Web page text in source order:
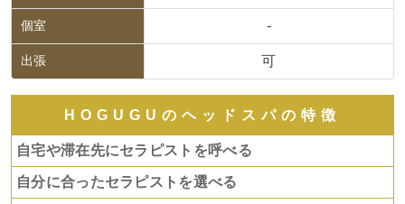
個室 -
出張 可
HOGUGUのヘッドスパの特徴
自宅や滞在先にセラピストを呼べる
自分に合ったセラピストを選べる